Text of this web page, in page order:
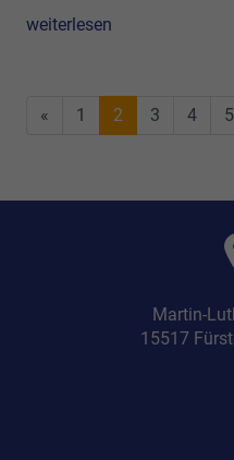
weiterlesen
« 1 2 3 4 5
Martin-
15517